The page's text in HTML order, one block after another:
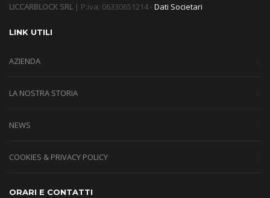
LICCARBLOCK SRL| P.iva: 06330651214 -Dati Societari
LINK UTILI
AZIENDA
LA NOSTRA STORIA
NEWS
COOKIES & PRIVACY POLICY
ORARI E CONTATTI